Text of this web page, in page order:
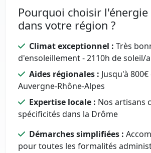
Pourquoi choisir
dans votre région ?
Climat exceptionnel : Très
d'ensoleillement - 2110h de soleil/
Aides régionales : Jusqu'à
Auvergne-Rhône-Alpes
Expertise locale : Nos artisans
spécificités dans la Drôme
Démarches simplifiées :
pour toutes les formalités